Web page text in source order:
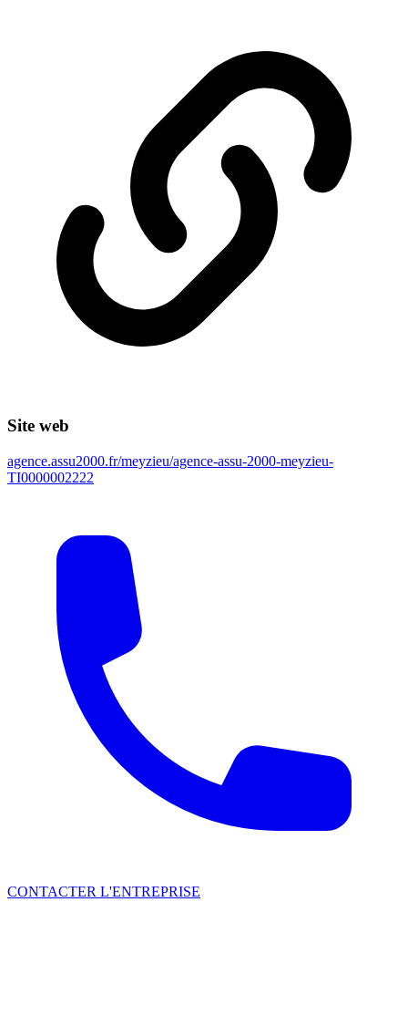
Site web
agence.assu2000.fr/meyzieu/agence-assu-2000-meyzieu-
TI0000002222
CONTACTER L'ENTREPRISE